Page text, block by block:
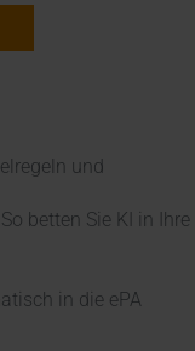
und
betten Sie KI in Ihre
in die ePA